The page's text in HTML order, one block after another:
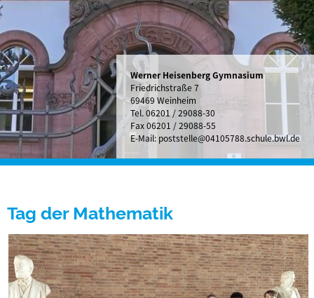
Werner Heisenberg Gymnasium
Friedrichstraße 7
69469 Weinheim
Tel.06201 / 29088-30
Fax 06201 / 29088-55
E-Mail: poststelle@04105788.schule.bwl.de
Tag der Mathematik